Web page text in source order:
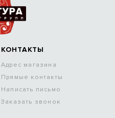
КОНТАКТЫ
Адрес магазина
Прямые контакты
Написать письмо
Заказать звонок